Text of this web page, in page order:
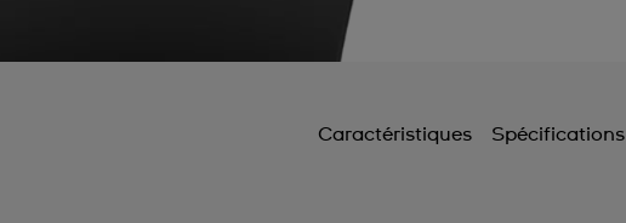
Caractéristiques Spécifications